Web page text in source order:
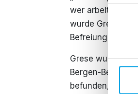
Sélection
du
wer arbeitsfähig
wurde Grese in
Befreiung durch
Grese wurde
Bergen-Belsen-
befunden, zum